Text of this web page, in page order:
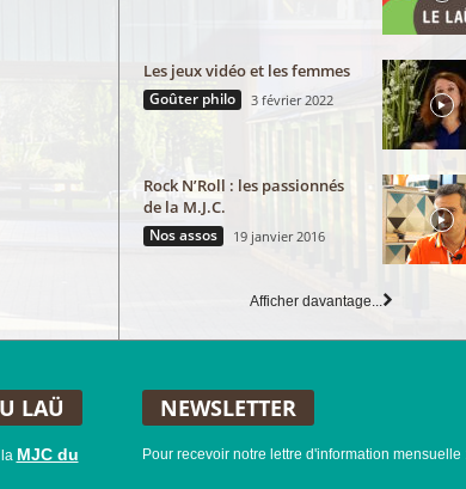
Les jeux vidéo et les femmes
Goûter philo 3 février 2022
Rock N’Roll : les passionnés
de la M.J.C.
Nos assos 19 janvier 2016
Afficher davantage...
LAÜ
MJC du
NEWSLETTER
Pour recevoir notre lettre d'information mensuelle